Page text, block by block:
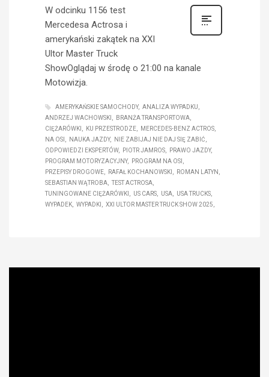
W odcinku 1156 test
Mercedesa Actrosa i
amerykański zakątek na XXI
Ultor Master Truck
ShowOglądaj w środę o 21:00 na kanale
Motowizja.
AMERYKAŃSKIE SAMOCHODY
ANALIZA WYPADKU
ANDRZEJ WACHOWSKI
BRANŻA TRANSPORTOWA
CIĘŻARÓWKI
KU PRZESTRODZE
MERCEDES-BENZ ACTROS
NA OSI
NAUKA JAZDY
NIE ZABIJAJ NIE DAJ SIĘ ZABIĆ
ODPOWIEDZI EKSPERTÓW
PIOTR JAMROS
PRAWO JAZDY
PROGRAM MOTORYZACYJNY
PROGRAM NA OSI
PRZEPISY DROGOWE
RAFAŁ KOCHANOWSKI
ROMAN LATYN
SEBASTIAN WĄTROBA
TEST ACTROSA
TUNINGOWANE CIĘŻARÓWKI
US CARS USA
USA TRUCKS
WYPADEK
WYPADKI XXI ULTOR MASTER TRUCK SHOW 2025